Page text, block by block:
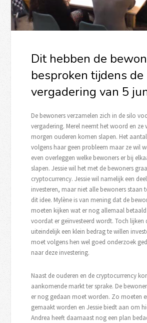
Dit hebben de
besproken tijdens de
vergadering van 5
De bewoners verzamelen zich in de silo
vergadering. Merel neemt het woord en ze
morgen ouderen komen slapen. Het
volgens haar geen probleem maar ze wil
even overleggen welke bewoners er bij
slapen. Jessie wil het met de bewoners
cryptocurrency. Jessie wil namelijk een
investeren, maar niet alle bewoners staan
dit idee. Mylène is van mening dat de
moeten kijken wat er nog allemaal
voordat er geïnvesteerd wordt. Toch lijken
uiteindelijk een klein bedrag te willen
moet volgens hen wel goed onderzoek
naar deze investering.
Naast de ouderen en de cryptocurrency
aankomende markt ter sprake. De
er nog gedaan moet worden. Zo moeten
gemaakt worden en Jessie biedt aan om
Andrea heeft daarnaast nog een plan